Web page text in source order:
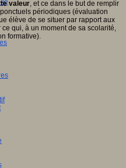
valeur , et ce dans le but de remplir
périodiques (évaluation
élève de se situer par rapport aux
qui, à un moment de sa scolarité,
formative).